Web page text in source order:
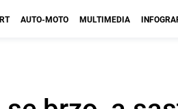
AUTO-MOTO MULTIMEDIA